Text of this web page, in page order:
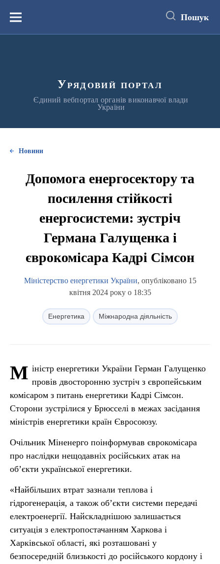
вмістуМеню Пошук
Урядовий портал
Єдиний вебпортал органів виконавчої влади
України
Новини
Допомога енергосектору та
посилення стійкості
енергосистеми: зустріч
Германа Галущенка і
єврокомісара Кадрі Сімсон
Міністерство енергетики України, опубліковано 15
квітня 2024 року о 18:35
Енергетика Міжнародна діяльність
М іністр енергетики України Герман Галущенко
провів двосторонню зустріч з європейським
комісаром з питань енергетики Кадрі Сімсон.
Сторони зустрілися у Брюсселі в межах засідання
міністрів енергетики країн Євросоюзу.
Очільник Міненерго поінформував єврокомісара
про наслідки нещодавніх російських атак на
об’єкти української енергетики.
«Найбільших втрат зазнали теплова і
гідрогенерація, а також об’єкти системи передачі
електроенергії. Найскладнішою залишається
ситуація з електропостачанням Харкова і
Харківської області, які розташовані у
безпосередній близькості до російського кордону і